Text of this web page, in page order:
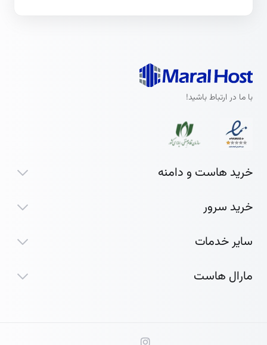
با ما در ارتباط باشید!
خرید هاست و دامنه
خرید سرور
سایر خدمات
مارال هاست